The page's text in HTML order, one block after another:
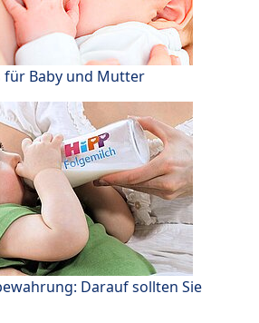
für Baby und Mutter
Darauf sollten Sie